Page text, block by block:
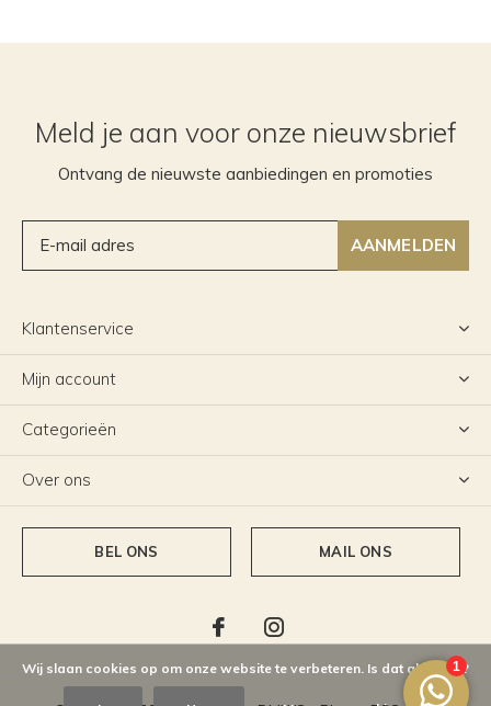
Meld je aan voor onze nieuwsbrief
Ontvang de nieuwste aanbiedingen en promoties
AANMELDEN
Klantenservice
Mijn account
Categorieën
Over ons
BEL ONS MAIL ONS
Wij slaan cookies op om onze website te verbeteren. Is dat akkoord?